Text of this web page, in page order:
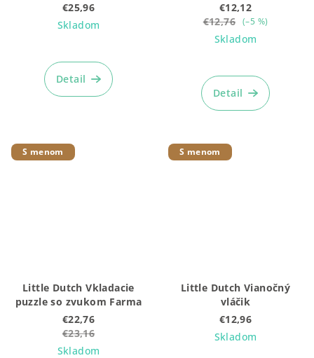
€25,96
Skladom
hodnotenie
produktu
Detail
€12,12
€12,76 (–5 %)
Skladom
hodnotenie
produktu
Detail
S menom
Little Dutch Vkladacie
puzzle so zvukom Farma
€22,76
€23,16
Skladom
S menom
Little Dutch Vianočný
vláčik
€12,96
Skladom